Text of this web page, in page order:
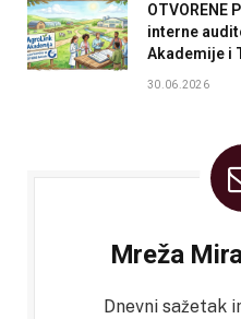
OTVORENE
interne
Akademije i
30.06.2026
Mreža
Dnevni sažetak